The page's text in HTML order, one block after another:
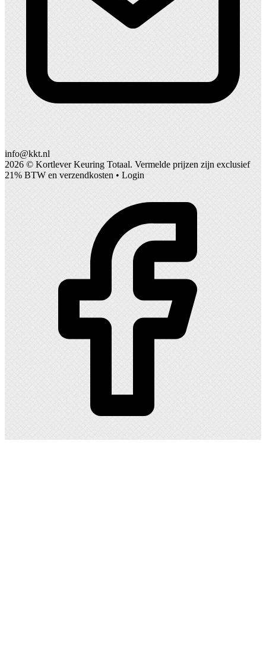
info@kkt.nl
2026 © Kortlever Keuring Totaal. Vermelde prijzen zijn exclusief
21% BTW en verzendkosten • Login